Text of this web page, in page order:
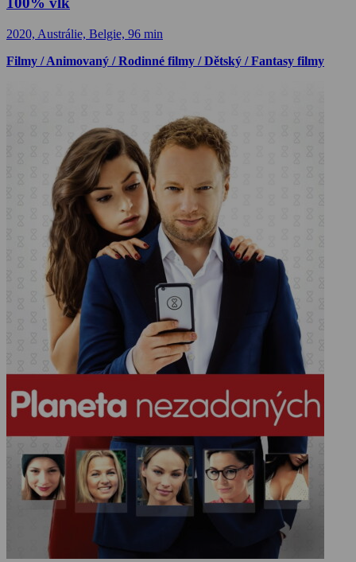
2020, Austrálie, Belgie, 96 min
Filmy / Animovaný / Rodinné filmy / Dětský / Fantasy filmy